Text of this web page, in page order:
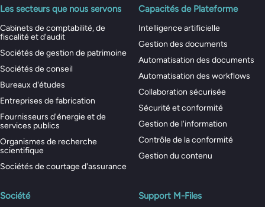
Les secteurs que nous servons
Cabinets de comptabilité, de
fiscalité et d'audit
Sociétés de gestion de patrimoine
Sociétés de conseil
Bureaux d'études
Entreprises de fabrication
Fournisseurs d'énergie et de
services publics
Organismes de recherche
scientifique
Sociétés de courtage d'assurance
Capacités de Plateforme
Intelligence artificielle
Gestion des documents
Automatisation des documents
Automatisation des workflows
Collaboration sécurisée
Sécurité et conformité
Gestion de l'information
Contrôle de la conformité
Gestion du contenu
Société Support M-Files